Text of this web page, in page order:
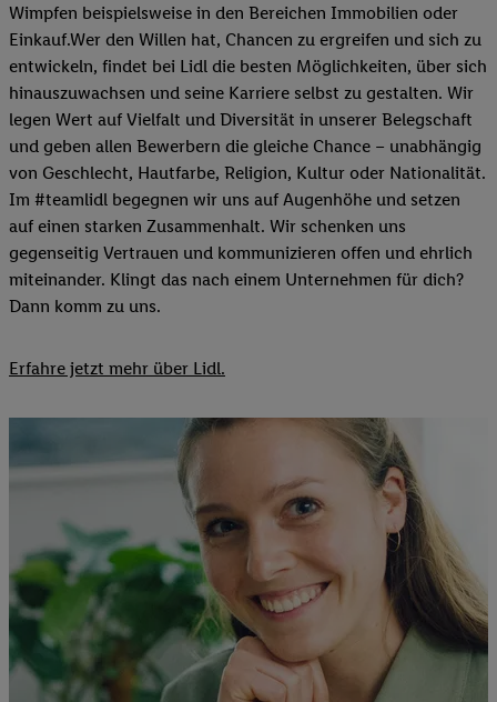
Wimpfen beispielsweise in den Bereichen Immobilien oder
Einkauf.Wer den Willen hat, Chancen zu ergreifen und sich zu
entwickeln, findet bei Lidl die besten Möglichkeiten, über sich
hinauszuwachsen und seine Karriere selbst zu gestalten. Wir
legen Wert auf Vielfalt und Diversität in unserer Belegschaft
und geben allen Bewerbern die gleiche Chance – unabhängig
von Geschlecht, Hautfarbe, Religion, Kultur oder Nationalität.
Im #teamlidl begegnen wir uns auf Augenhöhe und setzen
auf einen starken Zusammenhalt. Wir schenken uns
gegenseitig Vertrauen und kommunizieren offen und ehrlich
miteinander. Klingt das nach einem Unternehmen für dich?
Dann komm zu uns.​
Erfahre jetzt mehr über Lidl.